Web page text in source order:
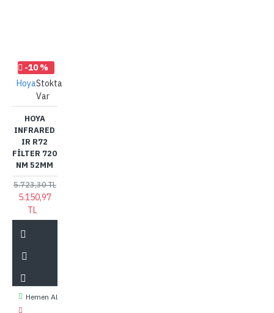
-10 %
HoyaStokta
Var
HOYA
INFRARED
IR R72
FILTER 720
NM 52MM
5.723,30 TL
5.150,97
TL
Hemen Al